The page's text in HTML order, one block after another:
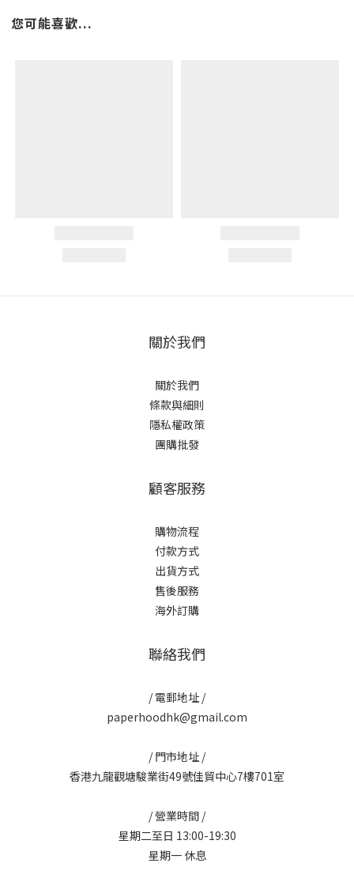
您可能喜歡...
關於我們
關於我們
條款與細則
隱私權政策
團購批發
顧客服務
購物流程
付款方式
出貨方式
售後服務
海外訂購
聯絡我們
/ 電郵地址 /
paperhoodhk@gmail.com
/ 門市地址 /
香港九龍觀塘駿業街49號佳貿中心7樓701室
/ 營業時間 /
星期二至日 13:00-19:30
星期一 休息